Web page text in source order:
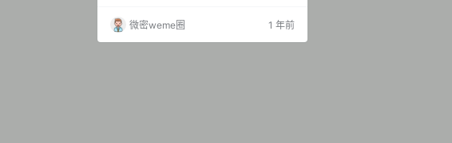
野 铁粉空间 NO.003期 [56P-6V 177.42 M
B] 抖音 酷野 铁粉空间 NO.004期 [54P-10.
55 MB] 抖音 酷野 铁粉空间 NO.…
微密weme圈 1 年前